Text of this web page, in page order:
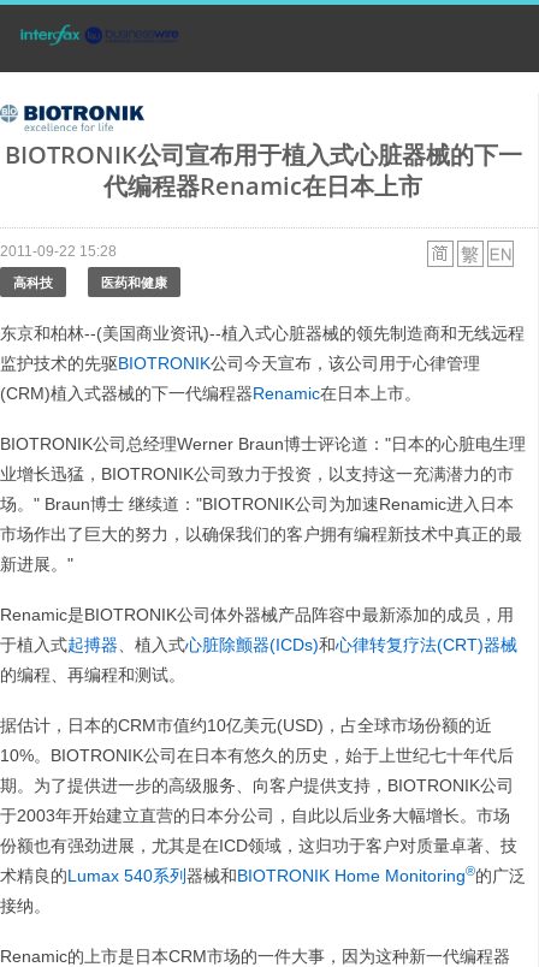
BIOTRONIK公司宣布用于植入式心脏器械的下一
代编程器Renamic在日本上市
2011-09-22 15:28
高科技 医药和健康
东京和柏林--(美国商业资讯)--植入式心脏器械的领先制造商和无线远程
监护技术的先驱BIOTRONIK公司今天宣布，该公司用于心律管理
(CRM)植入式器械的下一代编程器Renamic在日本上市。
BIOTRONIK公司总经理Werner Braun博士评论道："日本的心脏电生理
业增长迅猛，BIOTRONIK公司致力于投资，以支持这一充满潜力的市
场。" Braun博士 继续道："BIOTRONIK公司为加速Renamic进入日本
市场作出了巨大的努力，以确保我们的客户拥有编程新技术中真正的最
新进展。"
Renamic是BIOTRONIK公司体外器械产品阵容中最新添加的成员，用
于植入式起搏器、植入式心脏除颤器(ICDs)和心律转复疗法(CRT)器械
的编程、再编程和测试。
据估计，日本的CRM市值约10亿美元(USD)，占全球市场份额的近
10%。BIOTRONIK公司在日本有悠久的历史，始于上世纪七十年代后
期。为了提供进一步的高级服务、向客户提供支持，BIOTRONIK公司
于2003年开始建立直营的日本分公司，自此以后业务大幅增长。市场
份额也有强劲进展，尤其是在ICD领域，这归功于客户对质量卓著、技
术精良的Lumax 540系列器械和BIOTRONIK Home Monitoring®的广泛
接纳。
Renamic的上市是日本CRM市场的一件大事，因为这种新一代编程器